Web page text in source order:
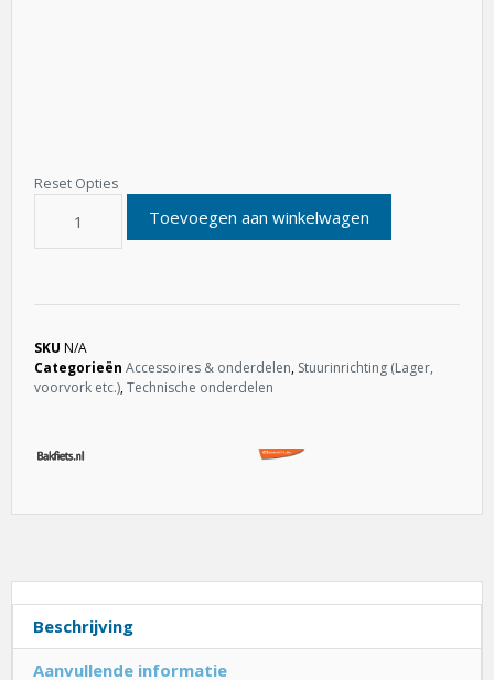
Toevoegen aan winkelwagen
SKU N/A
Categorieën Accessoires & onderdelen, Stuurinrichting (Lager,
voorvork etc.),Technische onderdelen
Beschrijving
Aanvullende informatie